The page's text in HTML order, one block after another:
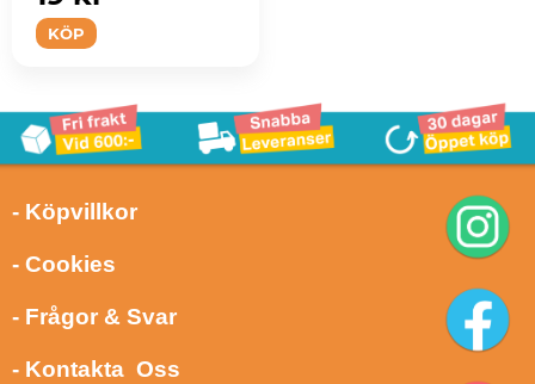
KÖP
- Köpvillkor
- Cookies
- Frågor & Svar
- Kontakta Oss